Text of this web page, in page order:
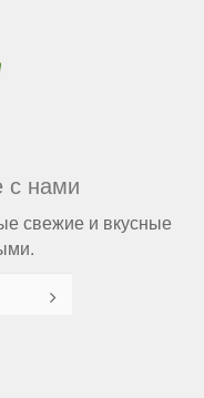
с нами
свежие и вкусные